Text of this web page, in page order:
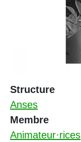
Structure
Anses
Membre
Animateur·rices